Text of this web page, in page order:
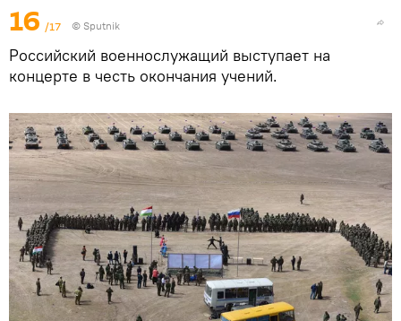
16 /17 © Sputnik
Российский военнослужащий выступает на
концерте в честь окончания учений.